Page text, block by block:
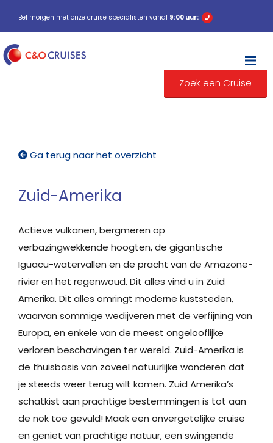
Bel morgen met onze cruise specialisten vanaf 9:00 uur:
Zoek een Cruise
Ga terug naar het overzicht
Zuid-Amerika
Actieve vulkanen, bergmeren op
verbazingwekkende hoogten, de gigantische
Iguacu-watervallen en de pracht van de Amazone-
rivier en het regenwoud. Dit alles vind u in Zuid
Amerika. Dit alles omringt moderne kuststeden,
waarvan sommige wedijveren met de verfijning van
Europa, en enkele van de meest ongelooflijke
verloren beschavingen ter wereld. Zuid-Amerika is
de thuisbasis van zoveel natuurlijke wonderen dat
je steeds weer terug wilt komen. Zuid Amerika’s
schatkist aan prachtige bestemmingen is tot aan
de nok toe gevuld! Maak een onvergetelijke cruise
en geniet van prachtige natuur, een swingende